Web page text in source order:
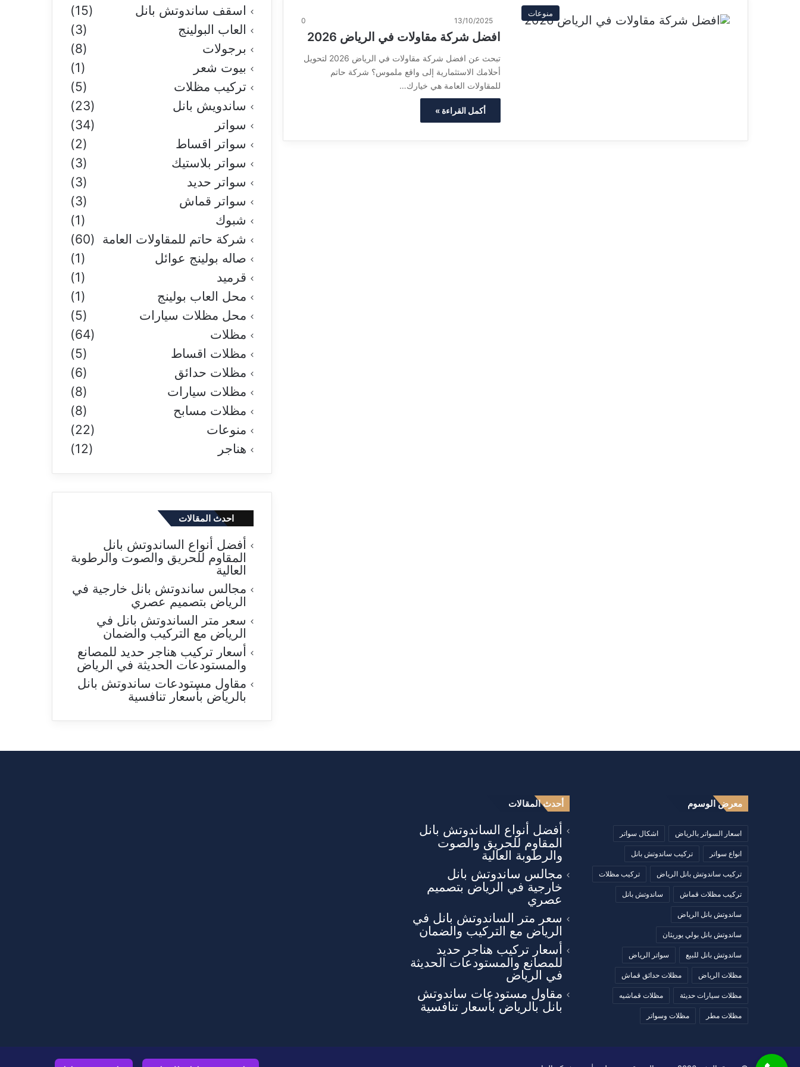
منوعات
13/10/2025
0
افضل شركة مقاولات في الرياض 2026
تبحث عن افضل شركة مقاولات في الرياض 2026 لتحويل
أحلامك الاستثمارية إلى واقع ملموس؟ شركة حاتم
للمقاولات العامة هي خيارك…
أكمل القراءة »
اسقف ساندوتش بانل
(15)
العاب البولينج
(3)
برجولات
(8)
بيوت شعر
(1)
تركيب مظلات
(5)
ساندويش بانل
(23)
سواتر
(34)
سواتر اقساط
(2)
سواتر بلاستيك
(3)
سواتر حديد
(3)
سواتر قماش
(3)
شبوك
(1)
شركة حاتم للمقاولات العامة (60)
صاله بولينج عوائل
(1)
قرميد
(1)
محل العاب بولينج
(1)
محل مظلات سيارات
(5)
مظلات
(64)
مظلات اقساط
(5)
مظلات حدائق
(6)
مظلات سيارات
(8)
مظلات مسابح
(8)
منوعات
(22)
هناجر
(12)
احدث المقالات
أفضل أنواع الساندوتش بانل
المقاوم للحريق والصوت والرطوبة
العالية
مجالس ساندوتش بانل خارجية في
الرياض بتصميم عصري
سعر متر الساندوتش بانل في
الرياض مع التركيب والضمان
أسعار تركيب هناجر حديد للمصانع
والمستودعات الحديثة في الرياض
مقاول مستودعات ساندوتش بانل
بالرياض بأسعار تنافسية
معرض الوسوم
اسعار السواتر بالرياض اشكال سواتر
انواع سواتر تركيب ساندوتش بانل
تركيب ساندوتش بانل الرياض تركيب مظلات
تركيب مظلات قماش ساندوتش بانل
ساندوتش بانل الرياض
ساندوتش بانل بولي يوريثان
ساندوتش بانل للبيع سواتر الرياض
مظلات الرياض مظلات حدائق قماش
مظلات سيارات حديثة مظلات قماشيه
مظلات مطر مظلات وسواتر
أحدث المقالات
أفضل أنواع الساندوتش بانل
المقاوم للحريق والصوت
والرطوبة العالية
مجالس ساندوتش بانل
خارجية في الرياض بتصميم
عصري
سعر متر الساندوتش بانل في
الرياض مع التركيب والضمان
أسعار تركيب هناجر حديد
للمصانع والمستودعات الحديثة
في الرياض
مقاول مستودعات ساندوتش
بانل بالرياض بأسعار تنافسية